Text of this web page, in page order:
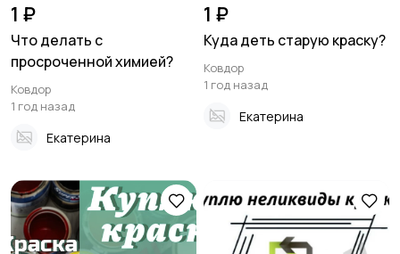
1 ₽
Что делать с
просроченной химией?
Ковдор
1 год назад
Екатерина
1 ₽
Куда деть старую краску?
Ковдор
1 год назад
Екатерина